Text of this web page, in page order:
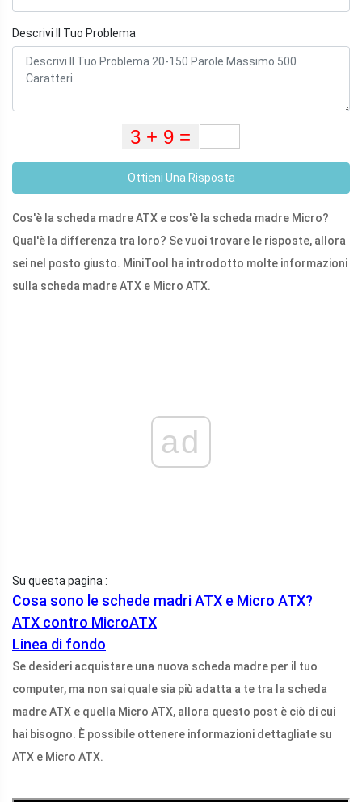
Descrivi Il Tuo Problema
Ottieni Una Risposta
Cos'è la scheda madre ATX e cos'è la scheda madre Micro?
Qual'è la differenza tra loro? Se vuoi trovare le risposte, allora
sei nel posto giusto. MiniTool ha introdotto molte informazioni
sulla scheda madre ATX e Micro ATX.
ad
Su questa pagina :
Cosa sono le schede madri ATX e Micro ATX?
ATX contro MicroATX
Linea di fondo
Se desideri acquistare una nuova scheda madre per il tuo
computer, ma non sai quale sia più adatta a te tra la scheda
madre ATX e quella Micro ATX, allora questo post è ciò di cui
hai bisogno. È possibile ottenere informazioni dettagliate su
ATX e Micro ATX.